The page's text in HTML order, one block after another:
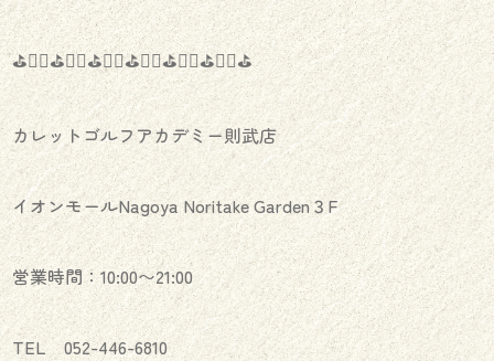
⛳️🏌️‍♂️⛳️🏌️‍♀️⛳️🏌️‍♂️⛳️🏌️‍♀️⛳️🏌️‍♂️⛳️🏌️‍♀️⛳️
カレットゴルフアカデミー則武店
イオンモールNagoya Noritake Garden３F
営業時間：10:00〜21:00
TEL 052-446-6810